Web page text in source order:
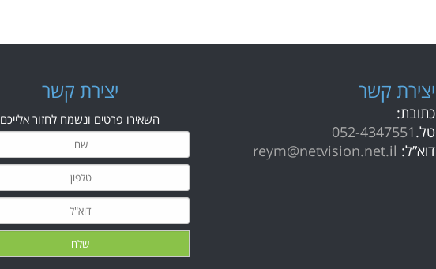
יצירת קשר
כתובת:
טל.052-4347551
דוא”ל: reym@netvision.net.il
יצירת קשר
השאירו פרטים ונשמח לחזור אלייכם